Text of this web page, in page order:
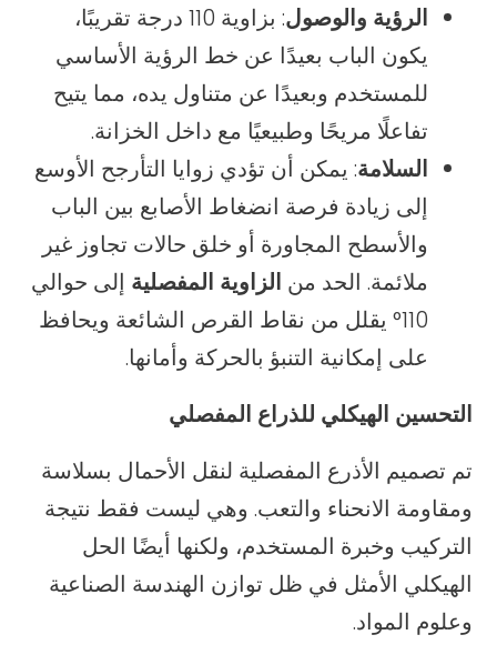
الرؤية والوصول
: بزاوية 110 درجة تقريبًا،
يكون الباب بعيدًا عن خط الرؤية الأساسي
للمستخدم وبعيدًا عن متناول يده، مما يتيح
تفاعلًا مريحًا وطبيعيًا مع داخل الخزانة.
السلامة: يمكن أن تؤدي زوايا التأرجح الأوسع
إلى زيادة فرصة انضغاط الأصابع بين الباب
والأسطح المجاورة أو خلق حالات تجاوز غير
ملائمة. الحد من الزاوية المفصلية إلى حوالي
110° يقلل من نقاط القرص الشائعة ويحافظ
على إمكانية التنبؤ بالحركة وأمانها.
التحسين الهيكلي للذراع المفصلي
تم تصميم الأذرع المفصلية لنقل الأحمال بسلاسة
ومقاومة الانحناء والتعب. وهي ليست فقط نتيجة
التركيب وخبرة المستخدم، ولكنها أيضًا الحل
الهيكلي الأمثل في ظل توازن الهندسة الصناعية
وعلوم المواد.